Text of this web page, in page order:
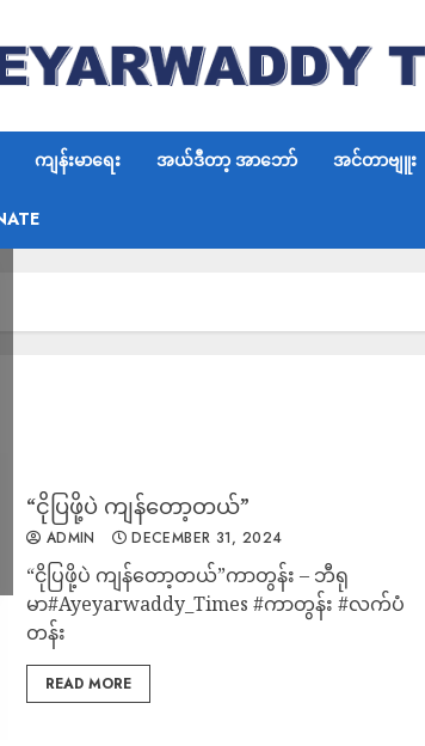
ကျန်းမာရေး အယ်ဒီတာ့ အာဘော် အင်တာဗျူး
“ငိုပြဖို့ပဲ ကျန်တော့တယ်”
ADMIN DECEMBER 31, 2024
“ငိုပြဖို့ပဲ ကျန်တော့တယ်”ကာတွန်း – ဘီရု
မာ#Ayeyarwaddy_Times #ကာတွန်း #လက်ပံ
တန်း
READ MORE